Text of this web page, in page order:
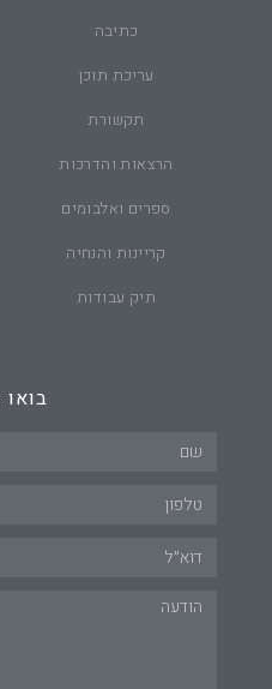
כתיבה
עריכת תוכן
תקשורת
הרצאות והדרכות
ספרים ואלבומים
קריינות והנחיה
תיק עבודות
בואו